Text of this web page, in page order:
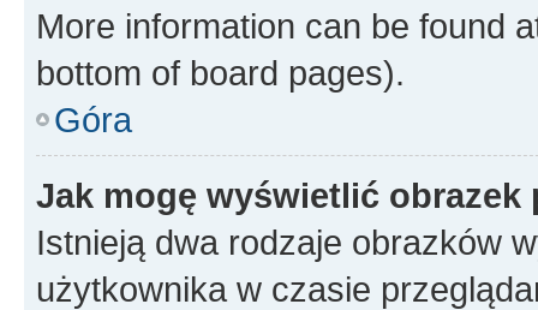
More information can be found
bottom of board pages).
Góra
Jak mogę wyświetlić
Istnieją dwa rodzaje obrazków
użytkownika w czasie